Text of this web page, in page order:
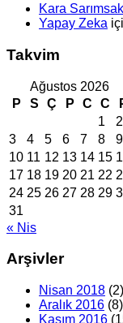
Kara
Yapay Zeka
Takvim
Ağustos 2026
P
S Ç P C C
1
2
3
4 5 6 7 8
9
10 11 12 13 14 15
17 18 19 20 21 22
24 25 26 27 28 29
31
« Nis
Arşivler
Nisan 2018 (2)
Aralık 2016 (8)
Kasım 2016